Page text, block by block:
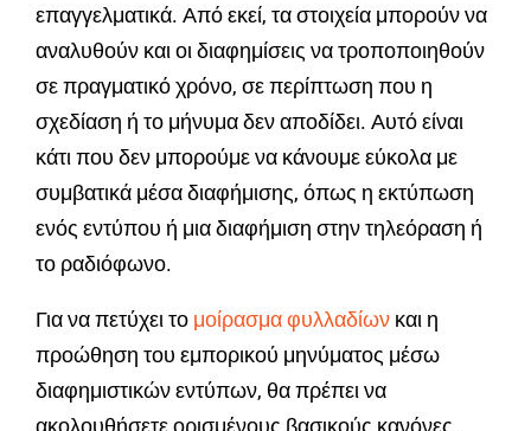
επαγγελματικά. Από εκεί, τα στοιχεία μπορούν να
αναλυθούν και οι διαφημίσεις να τροποποιηθούν
σε πραγματικό χρόνο, σε περίπτωση που η
σχεδίαση ή το μήνυμα δεν αποδίδει. Αυτό είναι
κάτι που δεν μπορούμε να κάνουμε εύκολα με
συμβατικά μέσα διαφήμισης, όπως η εκτύπωση
ενός εντύπου ή μια διαφήμιση στην τηλεόραση ή
το ραδιόφωνο.
Για να πετύχει το μοίρασμα φυλλαδίων και η
προώθηση του εμπορικού μηνύματος μέσω
διαφημιστικών εντύπων, θα πρέπει να
ακολουθήσετε ορισμένους βασικούς κανόνες.